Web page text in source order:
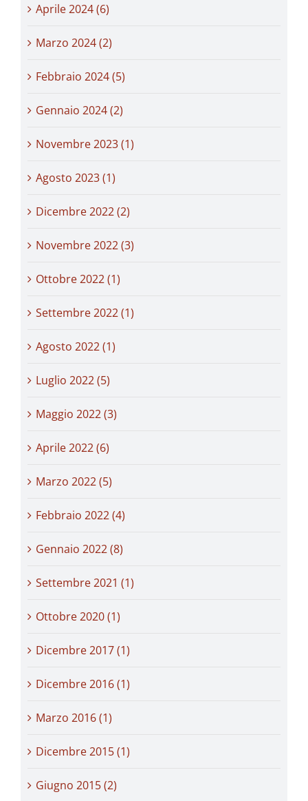
Aprile 2024 (6)
Marzo 2024 (2)
Febbraio 2024 (5)
Gennaio 2024 (2)
Novembre 2023 (1)
Agosto 2023 (1)
Dicembre 2022 (2)
Novembre 2022 (3)
Ottobre 2022 (1)
Settembre 2022 (1)
Agosto 2022 (1)
Luglio 2022 (5)
Maggio 2022 (3)
Aprile 2022 (6)
Marzo 2022 (5)
Febbraio 2022 (4)
Gennaio 2022 (8)
Settembre 2021 (1)
Ottobre 2020 (1)
Dicembre 2017 (1)
Dicembre 2016 (1)
Marzo 2016 (1)
Dicembre 2015 (1)
Giugno 2015 (2)